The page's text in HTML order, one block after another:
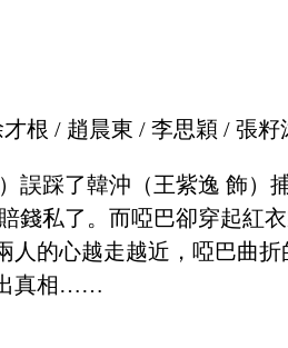
根 / 趙晨東 / 李思穎 / 張籽
誤踩了韓沖（王紫逸 飾
錢私了。而啞巴卻穿起紅
的心越走越近，啞巴曲
出真相……